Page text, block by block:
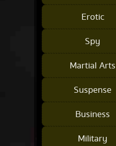
Erotic
Spy
Martial Arts
Suspense
Business
Military